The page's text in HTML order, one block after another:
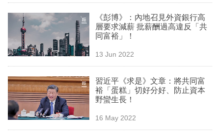
事
欄
訂
閱
《彭博》：內地召見外資銀行高
層要求減薪 批薪酬過高違反「共
同富裕」！
13 Jun 2022
習近平《求是》文章：將共同富
裕「蛋糕」切好分好、防止資本
野蠻生長！
16 May 2022